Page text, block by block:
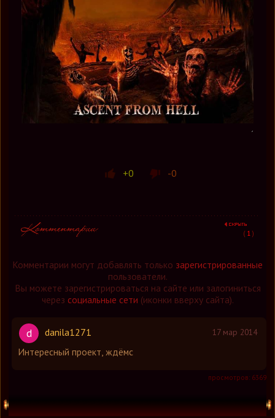
+0 -0
( 1 )
Комментарии могут добавлять только зарегистрированные
пользователи.
Вы можете зарегистрироваться на сайте или залогиниться
через социальные сети (иконки вверху сайта).
17 мар 2014
d
danila1271
Интересный проект, ждёмс
просмотров: 6369